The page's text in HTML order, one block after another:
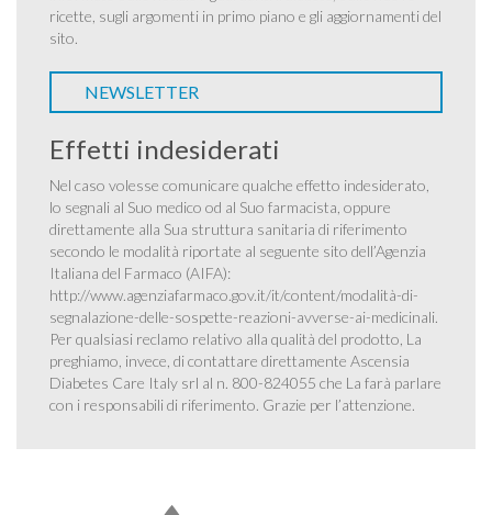
ricette, sugli argomenti in primo piano e gli aggiornamenti del
sito.
NEWSLETTER
Effetti indesiderati
Nel caso volesse comunicare qualche effetto indesiderato,
lo segnali al Suo medico od al Suo farmacista, oppure
direttamente alla Sua struttura sanitaria di riferimento
secondo le modalità riportate al seguente sito dell’Agenzia
Italiana del Farmaco (AIFA):
http://www.agenziafarmaco.gov.it/it/content/modalità-di-
segnalazione-delle-sospette-reazioni-avverse-ai-medicinali.
Per qualsiasi reclamo relativo alla qualità del prodotto, La
preghiamo, invece, di contattare direttamente Ascensia
Diabetes Care Italy srl al n. 800-824055 che La farà parlare
con i responsabili di riferimento. Grazie per l’attenzione.